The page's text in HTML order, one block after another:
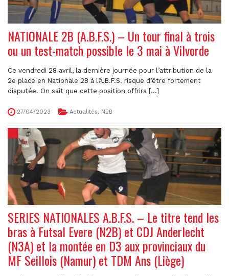
NATIONALE 2B (A.B.F.S.) – Un tour final à trois
ou un test-match possible le 3 mai à Vilvorde
Ce vendredi 28 avril, la dernière journée pour l’attribution de la
2e place en Nationale 2B à l’A.B.F.S. risque d’être fortement
disputée. On sait que cette position offrira [...]
27/04/2023 Actualités, N2B
SERIES NATIONALES A.B.F.S. – Le titre tend les
bras à Futsal Evere (N2B) et CDJ Anderlecht
(N3A) et la montée en D3 aux provinciaux du
MF Seillois (Namur) et TDM Ans (Liège)